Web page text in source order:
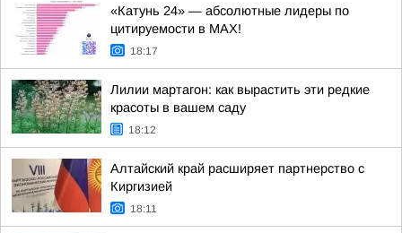
«Катунь 24» — абсолютные лидеры по
цитируемости в MAX!
18:17
Лилии мартагон: как вырастить эти редкие
красоты в вашем саду
18:12
Алтайский край расширяет партнерство с
Киргизией
18:11